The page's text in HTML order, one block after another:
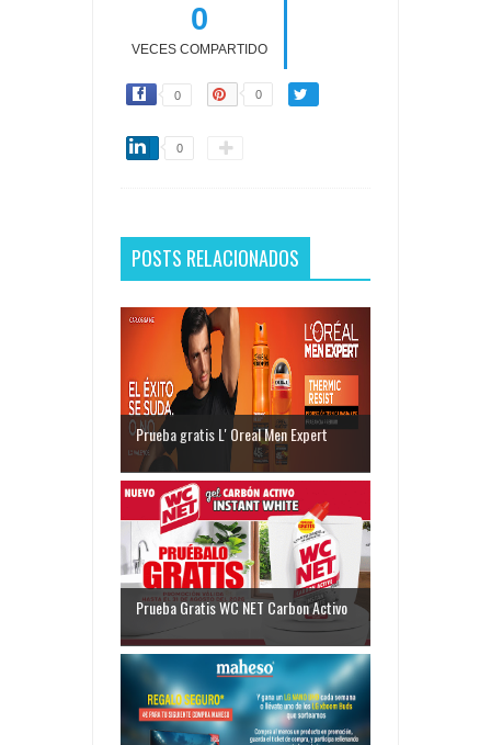
0
VECES COMPARTIDO
0 0
0
POSTS RELACIONADOS
Prueba gratis L' Oreal Men Expert
Prueba Gratis WC NET Carbon Activo